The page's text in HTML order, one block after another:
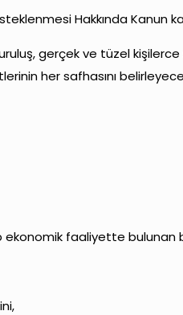
Hakkında Kanun
gerçek ve tüzel
her safhasını
faaliyette bulunan